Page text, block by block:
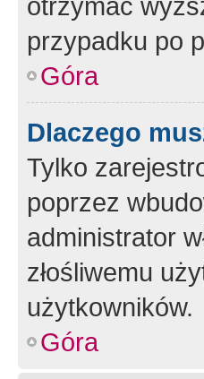
przypadku po
Góra
Dlaczego
Tylko
poprzez
administrator
złośliwemu
użytkowników.
Góra